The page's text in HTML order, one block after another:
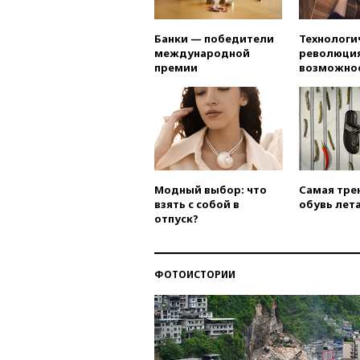
Банки — победители
международной
премии
Модный выбор: что
взять с собой в
отпуск?
Самая
обувь
ФОТОИСТОРИИ